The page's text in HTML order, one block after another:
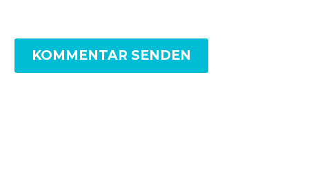
KOMMENTAR SENDEN